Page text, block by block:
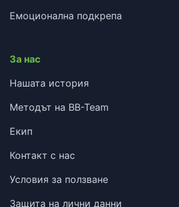
Емоционална подкрепа
За нас
Нашата история
Методът на BB-Team
Екип
Контакт с нас
Условия за ползване
Защита на лични данни